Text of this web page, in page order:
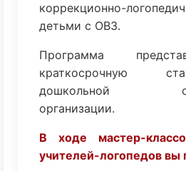
коррекционно-
детьми с ОВЗ.
Программа
краткосрочную
дошкольной
организации.
В ходе мастер-
учителей-логопедов вы